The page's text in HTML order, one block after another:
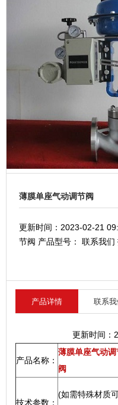
薄膜单座气动调节阀
更新时间：2023-02-21
节阀 产品型号： 联系我们
产品详情 联系我
更新时间：
产品名称：
薄膜单座气动调
阀
技术参数：
(如需特殊材质